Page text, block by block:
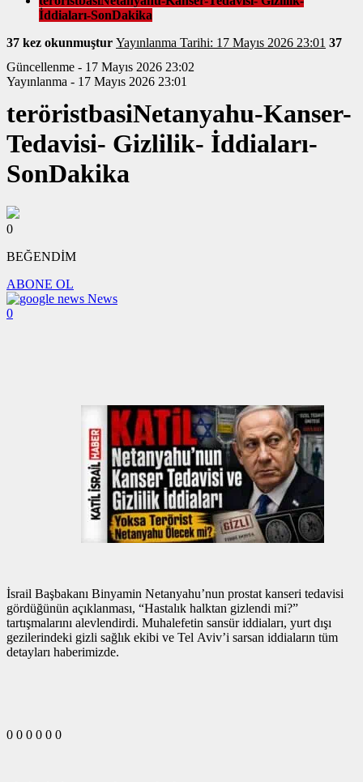
İddiaları-SonDakika
37 kez okunmuştur
Yayınlanma Tarihi: 17 Mayıs 2026 23:01 37
Güncellenme - 17 Mayıs 2026 23:02
Yayınlanma - 17 Mayıs 2026 23:01
teröristbasiNetanyahu-Kanser-
Tedavisi- Gizlilik- İddiaları-
SonDakika
0
BEĞENDİM
ABONE OL
News
0
İsrail Başbakanı Binyamin Netanyahu’nun prostat kanseri tedavisi
gördüğünün açıklanması, “Hastalık halktan gizlendi mi?”
tartışmalarını alevlendirdi. Muhalefetin sansür iddiaları, yurt dışı
gezilerindeki gizli sağlık ekibi ve Tel Aviv’i sarsan iddiaların tüm
detayları haberimizde.
0 0 0 0 0 0